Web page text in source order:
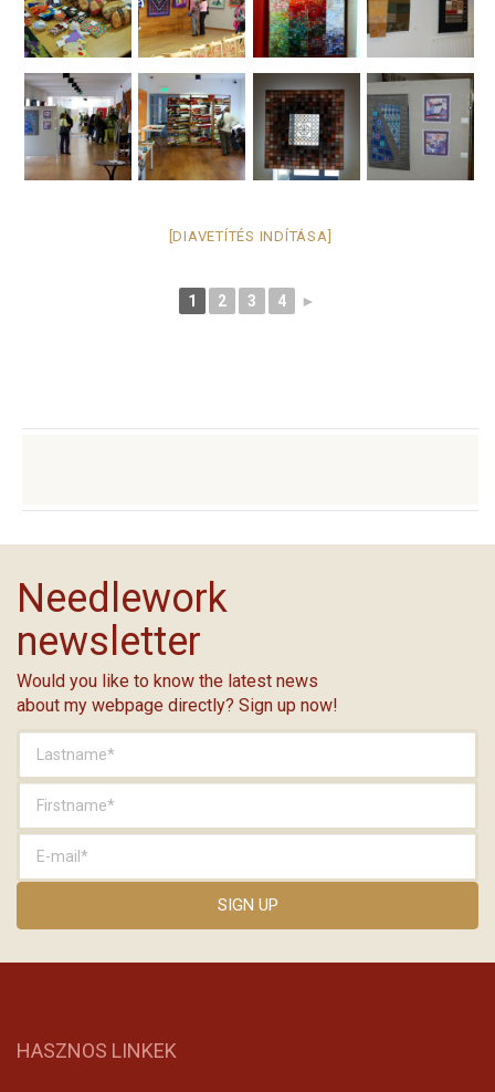
[DIAVETÍTÉS INDÍTÁSA]
1 2 3 4 ►
Needlework
newsletter
Would you like to know the latest news
about my webpage directly? Sign up now!
HASZNOS LINKEK